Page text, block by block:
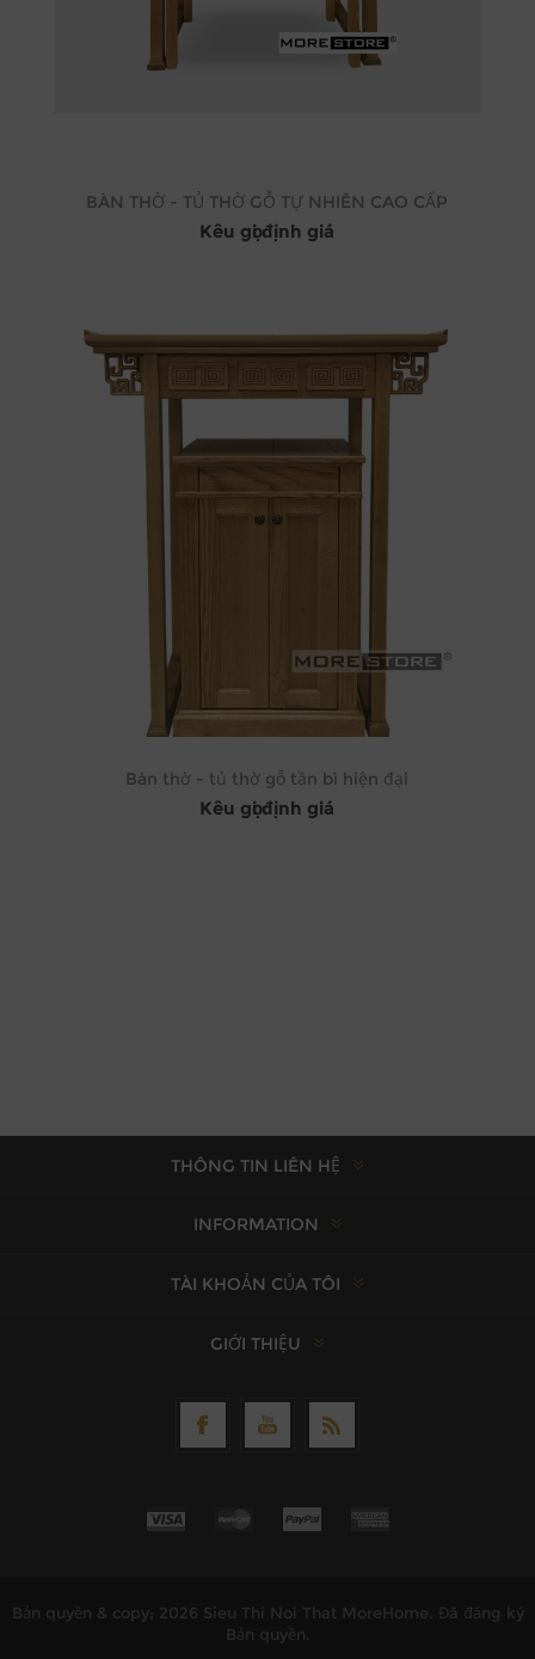
BÀN THỜ - TỦ THỜ GỖ TỰ NHIÊN CAO CẤP
Kêu gọi định giá
Bàn thờ - tủ thờ gỗ tần bì hiện đại
Kêu gọi định giá
THÔNG TIN LIÊN HỆ
INFORMATION
TÀI KHOẢN CỦA TÔI
GIỚI THIỆU
Bản quyền & copy; 2026 Sieu Thi Noi That MoreHome. Đã đăng ký
Bản quyền.